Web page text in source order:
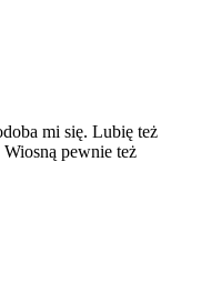
mi się. Lubię też
pewnie też